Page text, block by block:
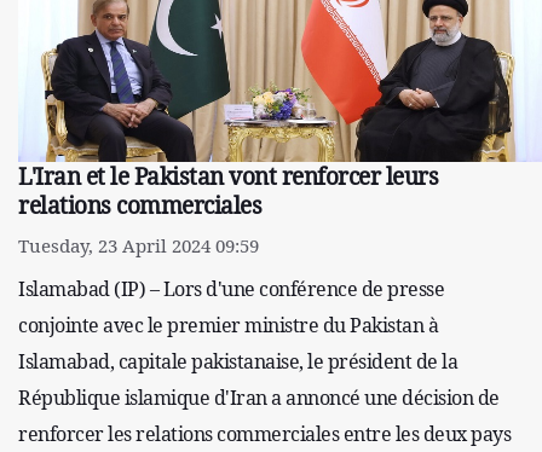
L'Iran et le Pakistan vont renforcer leurs
relations commerciales
Tuesday, 23 April 2024 09:59
Islamabad (IP) – Lors d'une conférence de presse
conjointe avec le premier ministre du Pakistan à
Islamabad, capitale pakistanaise, le président de la
République islamique d'Iran a annoncé une décision de
renforcer les relations commerciales entre les deux pays